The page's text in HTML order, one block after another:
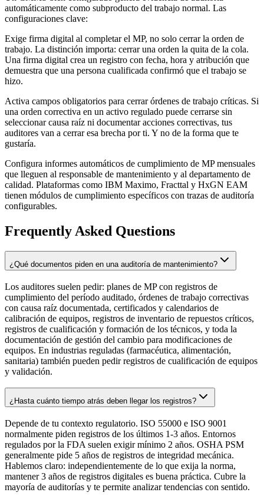
automáticamente como subproducto del trabajo normal. Las
configuraciones clave:
Exige firma digital al completar el MP, no solo cerrar la orden de
trabajo. La distinción importa: cerrar una orden la quita de la cola.
Una firma digital crea un registro con fecha, hora y atribución que
demuestra que una persona cualificada confirmó que el trabajo se
hizo.
Activa campos obligatorios para cerrar órdenes de trabajo críticas. Si
una orden correctiva en un activo regulado puede cerrarse sin
seleccionar causa raíz ni documentar acciones correctivas, tus
auditores van a cerrar esa brecha por ti. Y no de la forma que te
gustaría.
Configura informes automáticos de cumplimiento de MP mensuales
que lleguen al responsable de mantenimiento y al departamento de
calidad. Plataformas como IBM Maximo, Fracttal y HxGN EAM
tienen módulos de cumplimiento específicos con trazas de auditoría
configurables.
Frequently Asked Questions
¿Qué documentos piden en una auditoría de mantenimiento?
Los auditores suelen pedir: planes de MP con registros de
cumplimiento del período auditado, órdenes de trabajo correctivas
con causa raíz documentada, certificados y calendarios de
calibración de equipos, registros de inventario de repuestos críticos,
registros de cualificación y formación de los técnicos, y toda la
documentación de gestión del cambio para modificaciones de
equipos. En industrias reguladas (farmacéutica, alimentación,
sanitaria) también pueden pedir registros de cualificación de equipos
y validación.
¿Hasta cuánto tiempo atrás deben llegar los registros?
Depende de tu contexto regulatorio. ISO 55000 e ISO 9001
normalmente piden registros de los últimos 1-3 años. Entornos
regulados por la FDA suelen exigir mínimo 2 años. OSHA PSM
generalmente pide 5 años de registros de integridad mecánica.
Hablemos claro: independientemente de lo que exija la norma,
mantener 3 años de registros digitales es buena práctica. Cubre la
mayoría de auditorías y te permite analizar tendencias con sentido.